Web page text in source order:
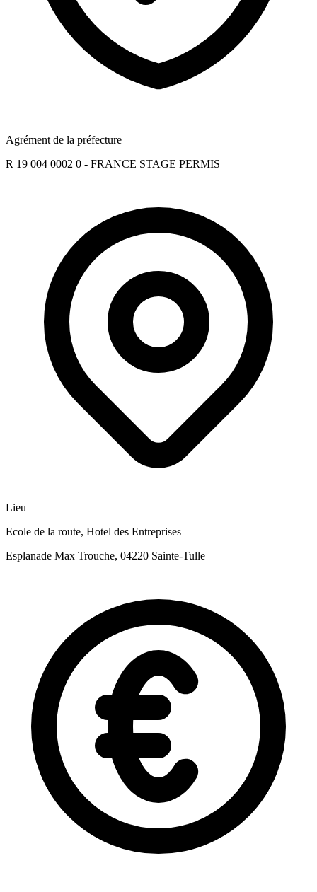
Agrément de la préfecture
R 19 004 0002 0 - FRANCE STAGE PERMIS
Lieu
Ecole de la route, Hotel des Entreprises
Esplanade Max Trouche, 04220 Sainte-Tulle